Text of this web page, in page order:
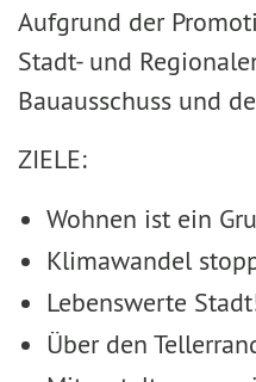
Aufgrund der
Stadt- und
Bauausschuss und
ZIELE:
Wohnen ist ein
Klimawandel
Lebenswerte
Über den